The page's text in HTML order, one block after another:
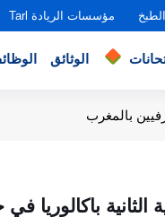
مؤسسات الريادة Tarl
الوثائق
بالمغرب
باكالوريا في